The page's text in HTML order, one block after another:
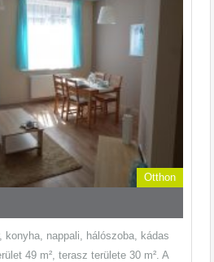
Otthon
konyha, nappali, hálószoba, kádas
49 m², terasz területe 30 m². A